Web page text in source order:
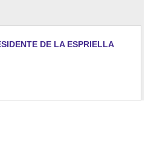
DE LA ESPRIELLA